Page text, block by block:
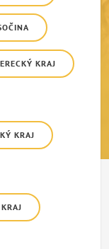
KRAJ
KRAJ